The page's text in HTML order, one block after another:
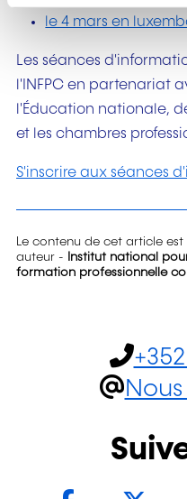
n
le 4 mars en
Les séances
l'INFPC en partenariat
l'Éducation nationale,
et les chambres
S'inscrire aux séances
Le contenu de cet article
auteur -
Institut national
formation professionnelle